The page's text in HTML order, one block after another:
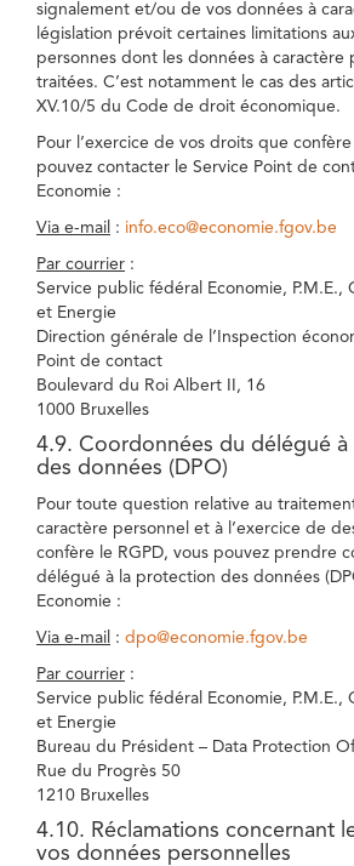
signalement et/ou de vos données à
législation prévoit certaines limitations
personnes dont les données à caractère
traitées. C’est notamment le cas des
XV.10/5 du Code de droit économique.
Pour l’exercice de vos droits que
pouvez contacter le Service Point de
Economie :
Via e-mail : info.eco@economie.fgov.be
Par courrier :
Service public fédéral Economie, P.M.E.,
et Energie
Direction générale de l’Inspection
Point de contact
Boulevard du Roi Albert II, 16
1000 Bruxelles
4.9. Coordonnées du délégué
des données (DPO)
Pour toute question relative au
caractère personnel et à l’exercice de
confère le RGPD, vous pouvez prendre
délégué à la protection des données
Economie :
Via e-mail : dpo@economie.fgov.be
Par courrier :
Service public fédéral Economie, P.M.E.,
et Energie
Bureau du Président – Data Protection
Rue du Progrès 50
1210 Bruxelles
4.10. Réclamations concernant
vos données personnelles